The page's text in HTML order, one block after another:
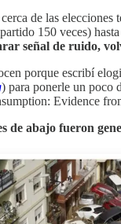
de las
150 veces)
señal de ruido,
porque escribí
) para ponerle un poco
Evidence
de abajo fueron